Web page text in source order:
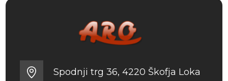
Spodnji trg 36, 4220 Škofja Loka